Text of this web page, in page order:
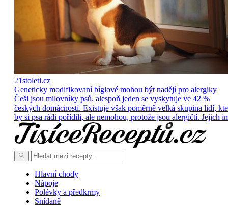
21stoleti.cz
Geneticky modifikovaní bíglové mohou být nadějí pro alergiky
Češi jsou milovníky psů, alespoň jeden se vyskytuje ve 42 %
českých domácností. Existuje však poměrně velká skupina lidí,
by si psa rádi pořídili, ale nemohou, protože jsou alergičtí. Jejich
Hlavní chody
Nápoje
Polévky a předkrmy
Snídaně